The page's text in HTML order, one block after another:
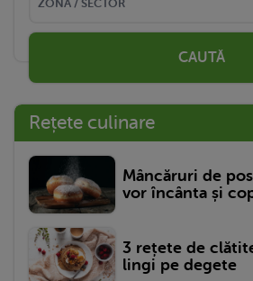
CAUTĂ
Rețete culinare
Mâncăruri de
vor încânta și
3 rețete de
lingi pe degete